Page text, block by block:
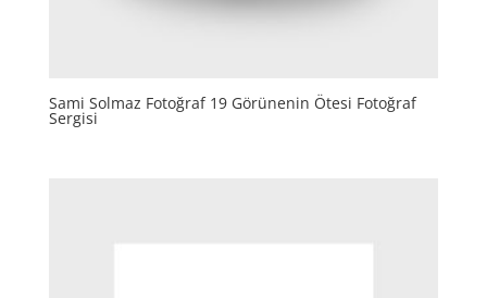
Sami Solmaz Fotoğraf 19 Görünenin Ötesi Fotoğraf
Sergisi